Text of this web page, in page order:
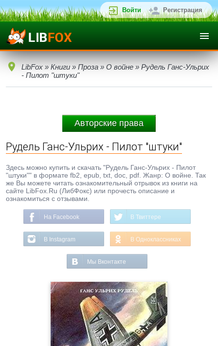
Войти Регистрация
LibFox » Книги » Проза » О войне » Рудель Ганс-Ульрих
- Пилот "штуки"
Авторские права
Рудель Ганс-Ульрих - Пилот "штуки"
Здесь можно купить и скачать "Рудель Ганс-Ульрих - Пилот
"штуки"" в формате fb2, epub, txt, doc, pdf. Жанр: О войне. Так
же Вы можете читать ознакомительный отрывок из книги на
сайте LibFox.Ru (ЛибФокс) или прочесть описание и
ознакомиться с отзывами.
На Facebook В Твиттере
В Instagram В Одноклассниках
Мы Вконтакте